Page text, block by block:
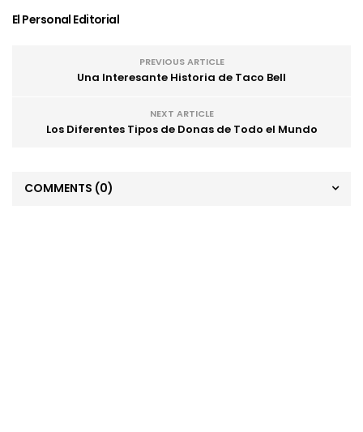
El Personal Editorial
PREVIOUS ARTICLE
Una Interesante Historia de Taco Bell
NEXT ARTICLE
Los Diferentes Tipos de Donas de Todo el Mundo
COMMENTS (0)